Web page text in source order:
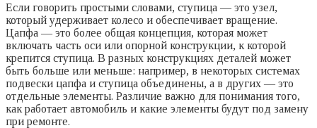
Если говорить простыми словами, ступица — это узел,
который удерживает колесо и обеспечивает вращение.
Цапфа — это более общая концепция, которая может
включать часть оси или опорной конструкции, к которой
крепится ступица. В разных конструкциях деталей может
быть больше или меньше: например, в некоторых системах
подвески цапфа и ступица объединены, а в других — это
отдельные элементы. Различие важно для понимания того,
как работает автомобиль и какие элементы будут под замену
при ремонте.